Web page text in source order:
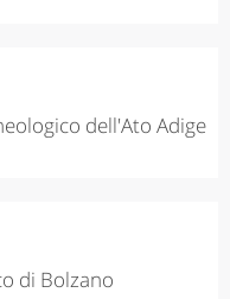
dell'Ato Adige
di Bolzano